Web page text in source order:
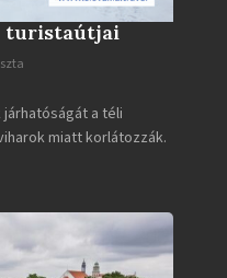
turistaútjai
a téli
miatt korlátozzák.